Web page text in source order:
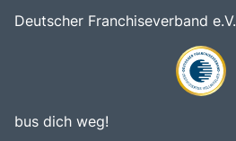
Deutscher Franchiseverband e.V.
bus dich weg!